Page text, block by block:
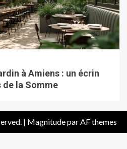
à Amiens : un écrin
la Somme
| Magnitudepar AF themes